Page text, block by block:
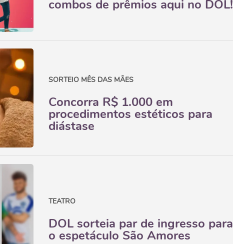
combos de prêmios aqui no DOL!
SORTEIO MÊS DAS MÃES
Concorra R$ 1.000 em
procedimentos estéticos para
diástase
TEATRO
DOL sorteia par de ingresso para
o espetáculo São Amores